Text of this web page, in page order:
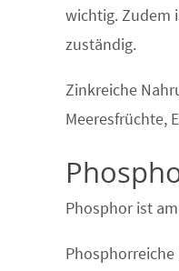
wichtig. Zudem
zuständig.
Zinkreiche
Meeresfrüchte,
Phosphor ist